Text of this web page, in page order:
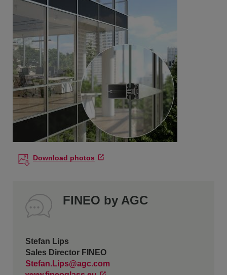
Download photos
FINEO by AGC
Stefan Lips
Sales Director FINEO
Stefan.Lips@agc.com